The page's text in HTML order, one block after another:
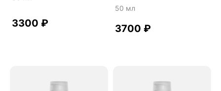
3300 ₽
50 мл
3700 ₽